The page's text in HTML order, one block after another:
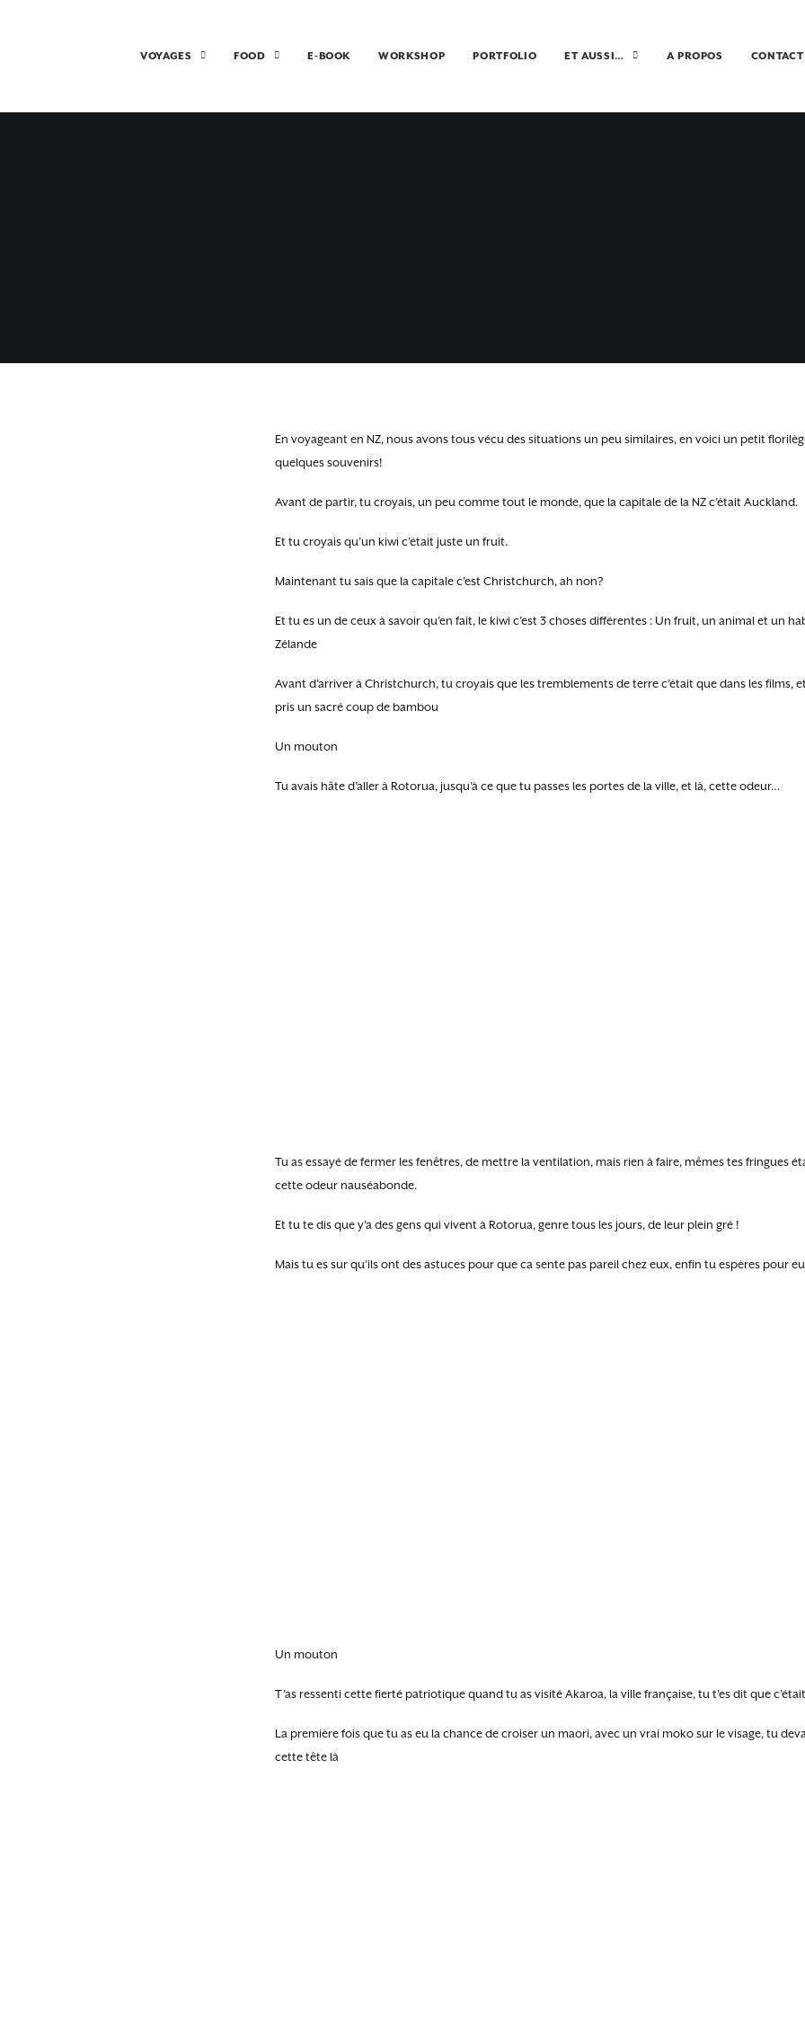
VOYAGES FOOD E-BOOK WORKSHOP PORTFOLIO ET AUSSI… A PROPOS CONTACT
En voyageant en NZ, nous avons tous vécu des situations un peu similaires, en voici un petit
quelques souvenirs!
Avant de partir, tu croyais, un peu comme tout le monde, que la capitale de la NZ c’était Auckland.
Et tu croyais qu’un kiwi c’était juste un fruit.
Maintenant tu sais que la capitale c’est Christchurch, ah non?
Et tu es un de ceux à savoir qu’en fait, le kiwi c’est 3 choses différentes : Un fruit, un animal et un
Zélande
Avant d’arriver à Christchurch, tu croyais que les tremblements de terre c’était que dans les films,
pris un sacré coup de bambou
Un mouton
Tu avais hâte d’aller à Rotorua, jusqu’à ce que tu passes les portes de la ville, et là, cette odeur…
Tu as essayé de fermer les fenêtres, de mettre la ventilation, mais rien à faire, mêmes tes fringues
cette odeur nauséabonde.
Et tu te dis que y’a des gens qui vivent à Rotorua, genre tous les jours, de leur plein gré !
Mais tu es sur qu’ils ont des astuces pour que ca sente pas pareil chez eux, enfin tu espères pour
Un mouton
T’as ressenti cette fierté patriotique quand tu as visité Akaroa, la ville française, tu t’es dit que
La première fois que tu as eu la chance de croiser un maori, avec un vrai moko sur le visage, tu
cette tête là